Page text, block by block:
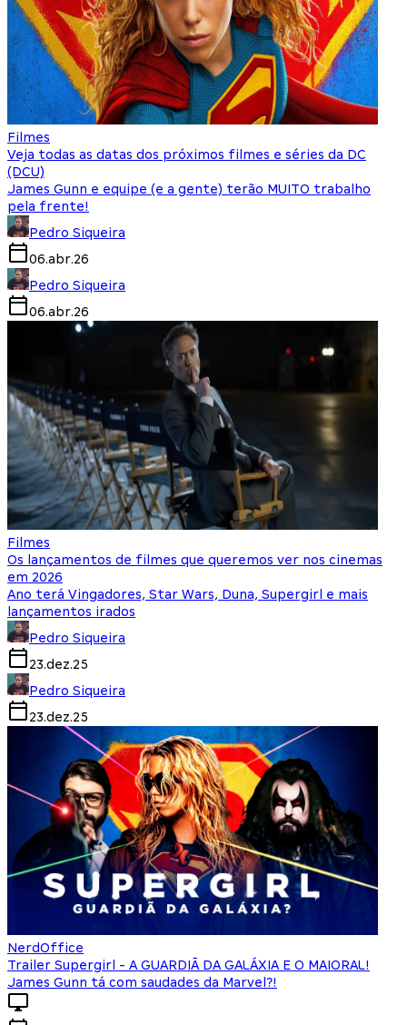
Filmes
Veja todas as datas dos próximos filmes e séries da DC
(DCU)
James Gunn e equipe (e a gente) terão MUITO trabalho
pela frente!
Pedro Siqueira
06.abr.26
Pedro Siqueira
06.abr.26
Filmes
Os lançamentos de filmes que queremos ver nos cinemas
em 2026
Ano terá Vingadores, Star Wars, Duna, Supergirl e mais
lançamentos irados
Pedro Siqueira
23.dez.25
Pedro Siqueira
23.dez.25
NerdOffice
Trailer Supergirl - A GUARDIÃ DA GALÁXIA E O MAIORAL!
James Gunn tá com saudades da Marvel?!